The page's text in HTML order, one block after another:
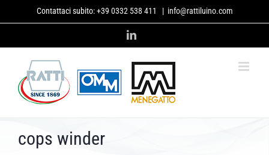
Contattaci subito:+39 0332 538 411 | info@rattiluino.com
LinkedIn
cops winder